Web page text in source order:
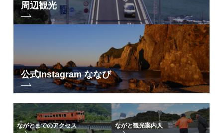
旧三隅町出身の洋画家・香月泰男の作品を収蔵・展示する美術館。館内
には生前のままのアトリエが復元され、企画展が年3回ほど開催されてい
周辺観光
公式Instagram ななび
ながとまでのアクセス ながと観光案内人